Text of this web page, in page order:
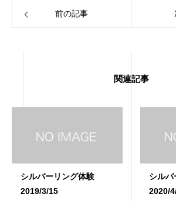
前の記事
関連記事
シルバーリング体験
2019/3/15
シルバ
2020/